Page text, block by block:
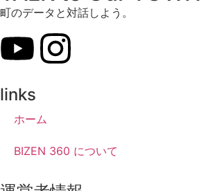
町のデータと対話しよう。
links
ホーム
BIZEN 360 について